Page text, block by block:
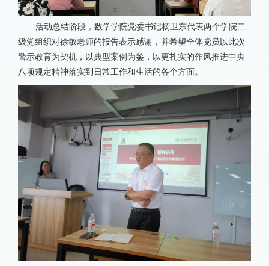
活动总结阶段，数学学院党委书记杨卫东代表两个学院二
级党组织对徐敏老师的报告表示感谢，并希望全体党员以此次
警示教育为契机，以典型案例为鉴，以更扎实的作风推进中央
八项规定精神落实到日常工作和生活的各个方面。